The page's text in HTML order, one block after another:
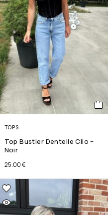
TOPS
Top Bustier Dentelle Clio –
Noir
25.00€